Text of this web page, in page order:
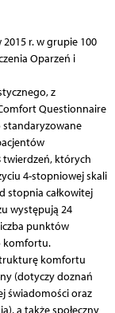
r. w grupie 100
Oparzeń i
z
Questionnaire
standaryzowane
twierdzeń, których
4-stopniowej skali
stopnia całkowitej
występują 24
punktów
komfortu.
komfortu
(dotyczy doznań
świadomości oraz
a także społeczny